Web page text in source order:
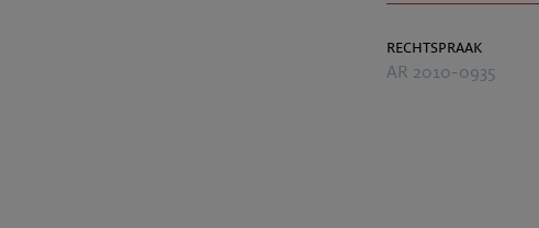
rechtspraak
AR 2010-0935